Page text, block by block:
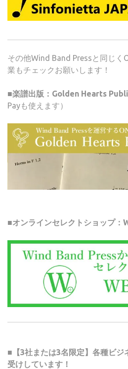
その他Wind Band Pressと同じく
業もチェックお願いします！
■楽譜出版：Golden Hearts
Payも使えます）
■オンラインセレクトショップ：
■【3社または3名限定】各種ビジ
受けしています！